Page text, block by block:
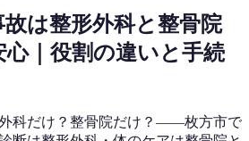
故は整形外科と整骨院
心｜役割の違いと手続
科だけ？整骨院だけ？——枚方市で